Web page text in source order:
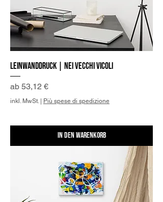
Leinwanddruck | Nei vecchi Vicoli
ab 53,12 €
Sale-Preis
inkl. MwSt.| Più spese di spedizione
In den Warenkorb